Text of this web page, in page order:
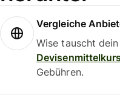
Vergleiche
Wise tauscht
Gebühren.